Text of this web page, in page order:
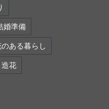
婚準備
ある暮らし
造花